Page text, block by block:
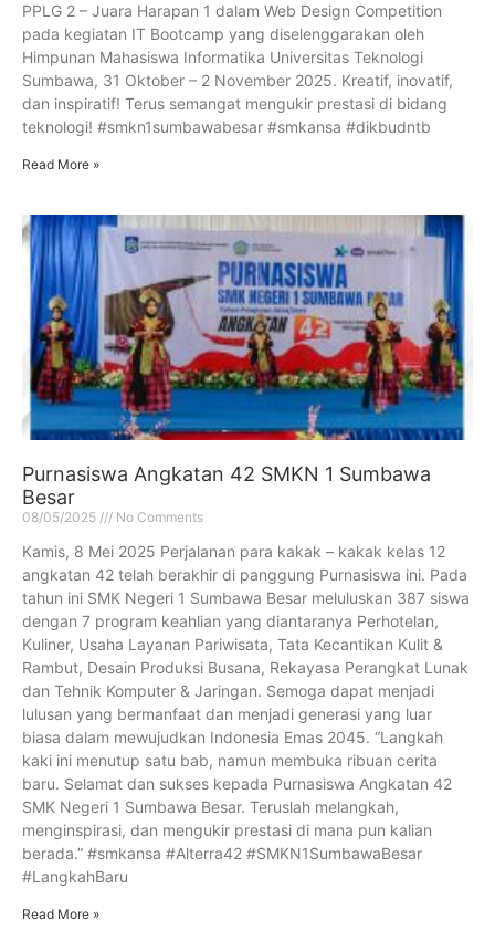
PPLG 2 – Juara Harapan 1 dalam Web Design Competition
pada kegiatan IT Bootcamp yang diselenggarakan oleh
Himpunan Mahasiswa Informatika Universitas Teknologi
Sumbawa, 31 Oktober – 2 November 2025. Kreatif, inovatif,
dan inspiratif! Terus semangat mengukir prestasi di bidang
teknologi! #smkn1sumbawabesar #smkansa #dikbudntb
Read More »
Purnasiswa Angkatan 42 SMKN 1 Sumbawa
Besar
08/05/2025 No Comments
Kamis, 8 Mei 2025 Perjalanan para kakak – kakak kelas 12
angkatan 42 telah berakhir di panggung Purnasiswa ini. Pada
tahun ini SMK Negeri 1 Sumbawa Besar meluluskan 387 siswa
dengan 7 program keahlian yang diantaranya Perhotelan,
Kuliner, Usaha Layanan Pariwisata, Tata Kecantikan Kulit &
Rambut, Desain Produksi Busana, Rekayasa Perangkat Lunak
dan Tehnik Komputer & Jaringan. Semoga dapat menjadi
lulusan yang bermanfaat dan menjadi generasi yang luar
biasa dalam mewujudkan Indonesia Emas 2045. “Langkah
kaki ini menutup satu bab, namun membuka ribuan cerita
baru. Selamat dan sukses kepada Purnasiswa Angkatan 42
SMK Negeri 1 Sumbawa Besar. Teruslah melangkah,
menginspirasi, dan mengukir prestasi di mana pun kalian
berada.” #smkansa #Alterra42 #SMKN1SumbawaBesar
#LangkahBaru
Read More »